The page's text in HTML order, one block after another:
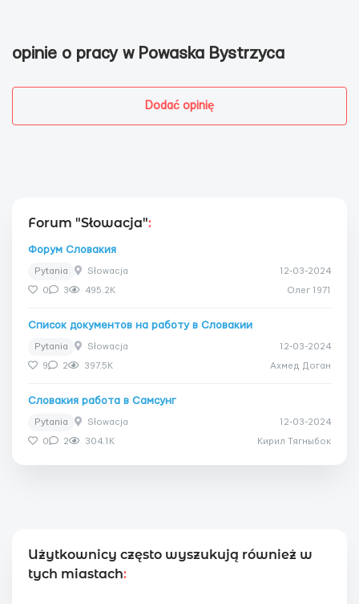
opinie o pracy w Powaska Bystrzyca
Dodać opinię
Forum "Słowacja":
Форум Словакия
Pytania Słowacja 12-03-2024
0 3 495.2K Олег 1971
Список документов на работу в Словакии
Pytania Słowacja 12-03-2024
9 2 397.5K Ахмед Доган
Словакия работа в Самсунг
Pytania Słowacja 12-03-2024
0 2 304.1K Кирил Тягныбок
Użytkownicy często wyszukują również w
tych miastach: